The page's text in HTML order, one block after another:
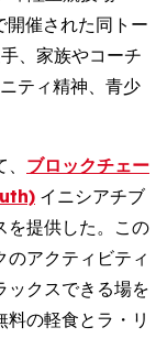
催された同トー
、家族やコーチ
ティ精神、青少
ブロックチェー
イニシアチブ
を提供した。この
のアクティビティ
ックスできる場を
の軽食とラ・リ